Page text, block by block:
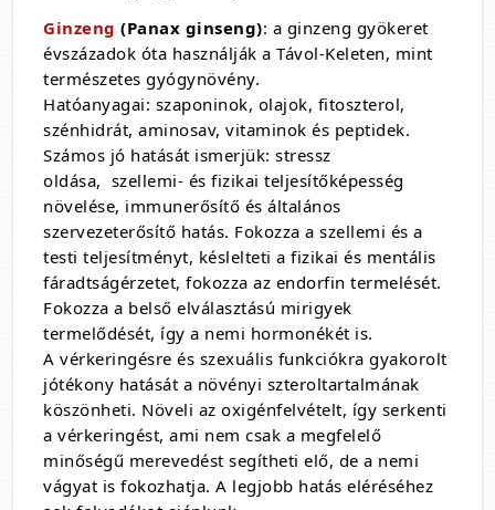
Ginzeng (Panax ginseng): a ginzeng gyökeret
évszázadok óta használják a Távol-Keleten, mint
természetes gyógynövény.
Hatóanyagai: szaponinok, olajok, fitoszterol,
szénhidrát, aminosav, vitaminok és peptidek.
Számos jó hatását ismerjük: stressz
oldása, szellemi- és fizikai teljesítőképesség
növelése, immunerősítő és általános
szervezeterősítő hatás. Fokozza a szellemi és a
testi teljesítményt, késlelteti a fizikai és mentális
fáradtságérzetet, fokozza az endorfin termelését.
Fokozza a belső elválasztású mirigyek
termelődését, így a nemi hormonékét is.
A vérkeringésre és szexuális funkciókra gyakorolt
jótékony hatását a növényi szteroltartalmának
köszönheti. Növeli az oxigénfelvételt, így serkenti
a vérkeringést, ami nem csak a megfelelő
minőségű merevedést segítheti elő, de a nemi
vágyat is fokozhatja. A legjobb hatás eléréséhez